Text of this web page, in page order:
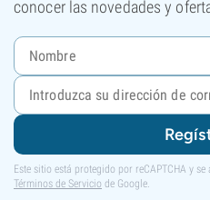
conocer las novedades y
Este sitio está protegido por reCAPTCHA y
Términos de Servicio de Google.